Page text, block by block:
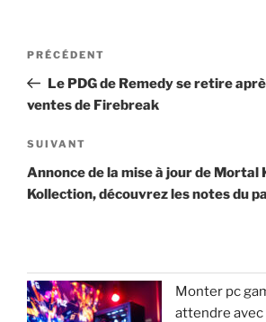
Navigation
l’article
Article
précédent
PRÉCÉDENT
Le PDG de Remedy se retire
ventes de Firebreak
Article
suivant
SUIVANT
Annonce de la mise à jour de Mortal
Kollection, découvrez les notes du
Monter pc
attendre avec